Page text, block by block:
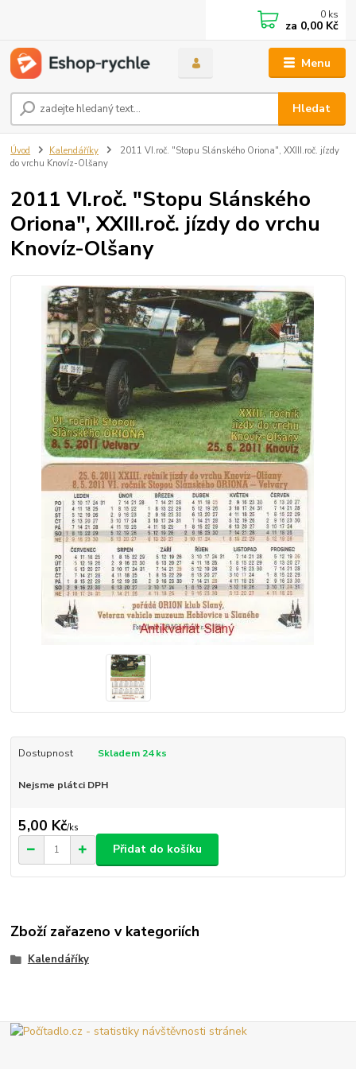
Menu
Hledat
0 ks
za 0,00 Kč
Úvod Kalendáříky
2011 VI.roč. "Stopu Slánského Oriona", XXIII.roč. jízdy
do vrchu Knovíz-Olšany
2011 VI.roč. "Stopu Slánského
Oriona", XXIII.roč. jízdy do vrchu
Knovíz-Olšany
Dostupnost Skladem 24 ks
Nejsme plátci DPH
5,00 Kč/ks
Přidat do košíku
Zboží zařazeno v kategoriích
Kalendáříky